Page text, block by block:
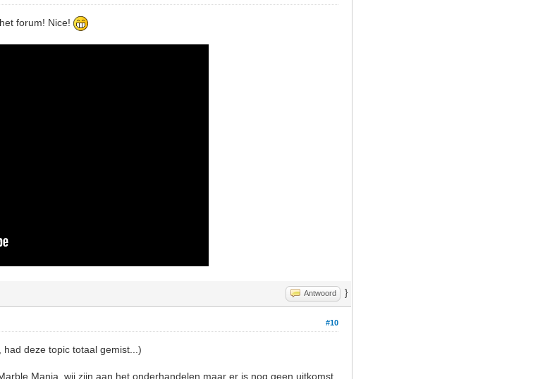
forum! Nice!
Antwoord }
#10
deze topic totaal gemist...)
Mania, wij zijn aan het onderhandelen maar er is nog geen uitkomst.